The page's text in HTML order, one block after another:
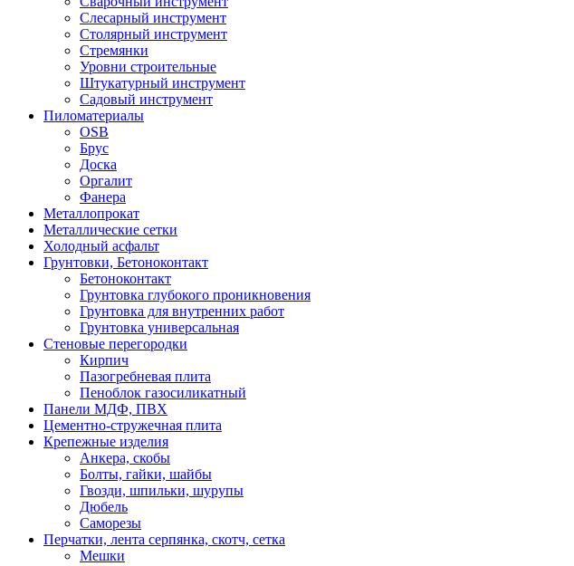
Слесарный инструмент
Столярный инструмент
Стремянки
Уровни строительные
Штукатурный инструмент
Садовый инструмент
Пиломатериалы
OSB
Брус
Доска
Оргалит
Фанера
Металлопрокат
Металлические сетки
Холодный асфальт
Грунтовки, Бетоноконтакт
Бетоноконтакт
Грунтовка глубокого проникновения
Грунтовка для внутренних работ
Грунтовка универсальная
Стеновые перегородки
Кирпич
Пазогребневая плита
Пеноблок газосиликатный
Панели МДФ, ПВХ
Цементно-стружечная плита
Крепежные изделия
Анкера, скобы
Болты, гайки, шайбы
Гвозди, шпильки, шурупы
Дюбель
Саморезы
Перчатки, лента серпянка, скотч, сетка
Мешки